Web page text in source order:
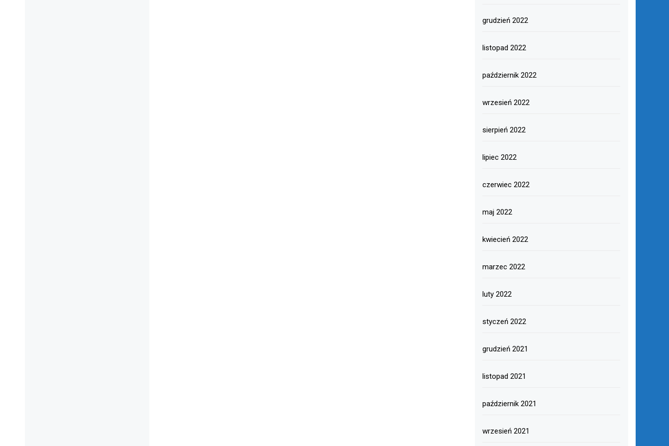
grudzień 2022
listopad 2022
październik 2022
wrzesień 2022
sierpień 2022
lipiec 2022
czerwiec 2022
maj 2022
kwiecień 2022
marzec 2022
luty 2022
styczeń 2022
grudzień 2021
listopad 2021
październik 2021
wrzesień 2021